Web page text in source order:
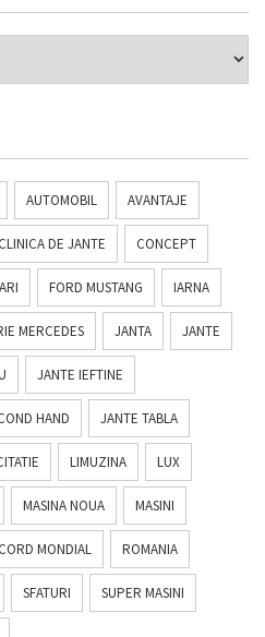
AUTOMOBIL AVANTAJE
DE JANTE CONCEPT
FORD MUSTANG IARNA
MERCEDES JANTA JANTE
JANTE IEFTINE
HAND JANTE TABLA
LIMUZINA LUX
MASINA NOUA MASINI
MONDIAL ROMANIA
SFATURI SUPER MASINI